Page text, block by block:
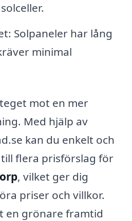
Solpaneler har lång
minimal
mot en mer
Med hjälp av
kan du enkelt och
flera prisförslag för
, vilket ger dig
priser och villkor.
en grönare framtid